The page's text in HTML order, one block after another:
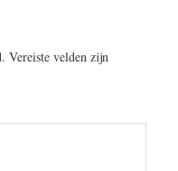
Vereiste velden zijn